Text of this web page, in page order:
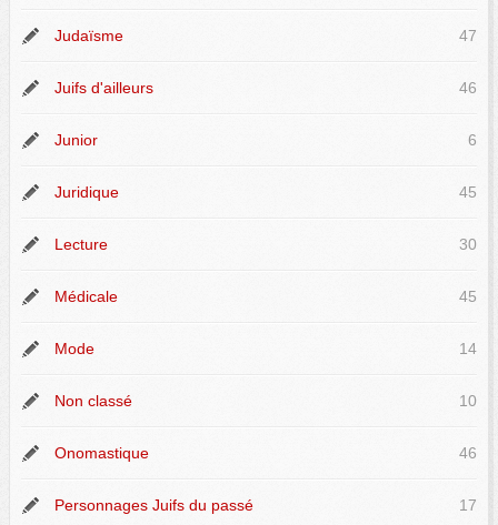
Judaïsme 47
Juifs d'ailleurs 46
Junior 6
Juridique 45
Lecture 30
Médicale 45
Mode 14
Non classé 10
Onomastique 46
Personnages Juifs du passé 17